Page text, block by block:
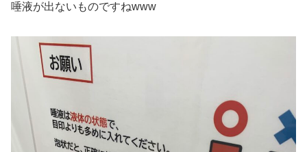
唾液が出ないものですねwww